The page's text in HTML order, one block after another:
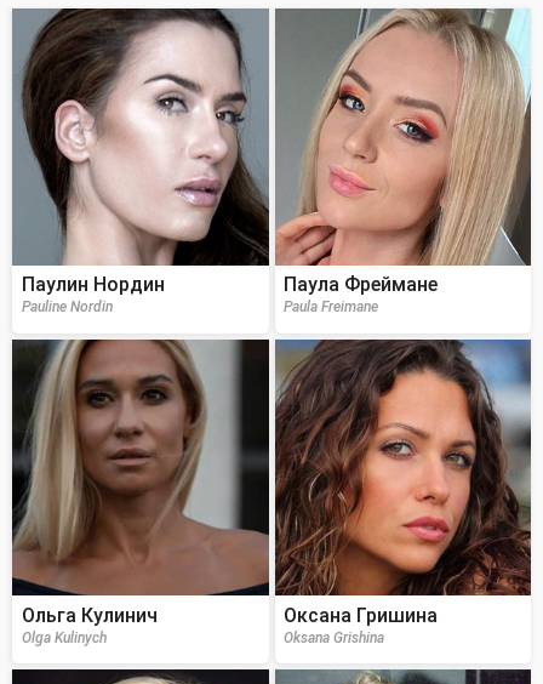
Паулин Нордин
Pauline Nordin
Паула Фреймане
Paula Freimane
Ольга Кулинич
Olga Kulinych
Оксана Гришина
Oksana Grishina